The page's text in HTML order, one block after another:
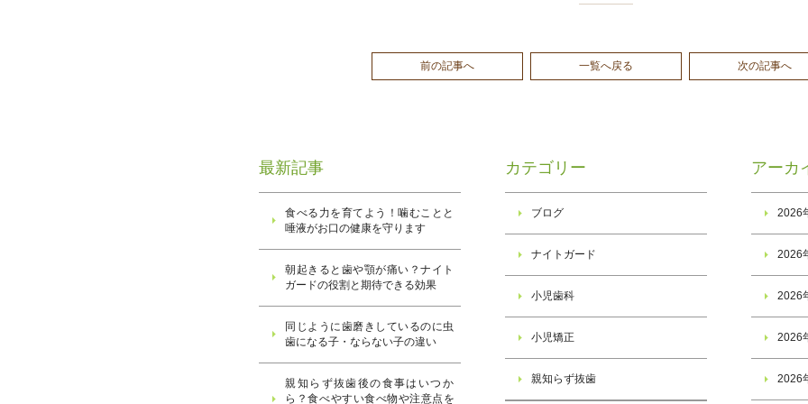
前の記事へ 一覧へ戻る 次の記事へ
最新記事
食べる力を育てよう！噛むことと
唾液がお口の健康を守ります
朝起きると歯や顎が痛い？ナイト
ガードの役割と期待できる効果
同じように歯磨きしているのに虫
歯になる子・ならない子の違い
親知らず抜歯後の食事はいつか
ら？食べやすい食べ物や注意点を
カテゴリー
ブログ
ナイトガード
小児歯科
小児矯正
親知らず抜歯
アーカ
2026
2026
2026
2026
2026